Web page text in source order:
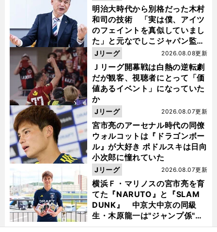
明治大時代から別格だった木村
和司の技術 「実は僕、アイツ
のフェイントを真似していまし
た」と元なでしこジャパン監
督・佐々木則夫
Ｊリーグ開幕戦は白熱の逆転劇
だが観客、視聴者にとって「価
値あるイベント」になっていた
か
2026.08.08更新
Jリーグ
宮市亮のアーセナル時代の同僚
ウォルコットは『ドラゴンボー
ル』が大好き ポドルスキは日向
小次郎に憧れていた
2026.08.07更新
Jリーグ
横浜Ｆ・マリノスの宮市亮を育
てた『NARUTO』と『SLAM
DUNK』 中京大中京の同級
生・木原龍一は"ジャンプ係"だ
った
2026.08.07更新
Jリーグ